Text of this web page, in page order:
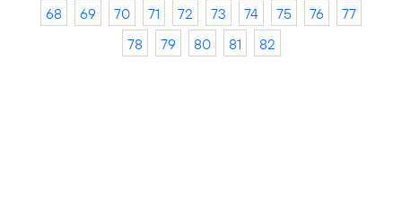
68
69 70 71 72 73 74 75 76
77
78
79 80 81 82